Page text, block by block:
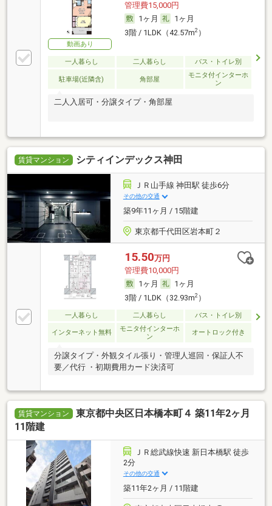
動画あり
管理費15,000円
1ヶ月
1ヶ月
3階 / 1LDK（42.57m2）
一人暮らし 二人暮らし バス・トイレ別
駐車場(近隣含) 角部屋
モニタ付インターホ
ン
二人入居可・分譲タイプ・角部屋
賃貸マンション シティインデックス神田
ＪＲ山手線 神田駅 徒歩6分
その他の交通
築9年11ヶ月 / 15階建
東京都千代田区岩本町２
15.50万円
管理費10,000円
1ヶ月
1ヶ月
3階 / 1LDK（32.93m2）
一人暮らし 二人暮らし バス・トイレ別
インターネット無料
モニタ付インターホ
ン
オートロック付き
分譲タイプ・外観タイル張り・管理人巡回・保証人不
要／代行 ・初期費用カード決済可
賃貸マンション
東京都中央区日本橋本町４ 築11年2ヶ月
11階建
ＪＲ総武線快速 新日本橋駅 徒歩
2分
その他の交通
築11年2ヶ月 / 11階建